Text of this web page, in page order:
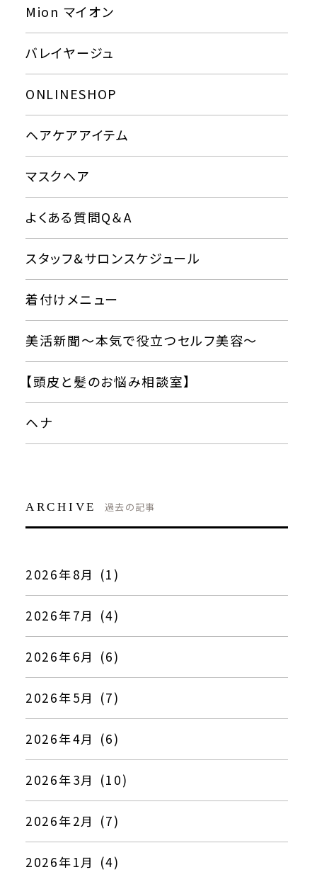
Mion マイオン
バレイヤージュ
ONLINESHOP
ヘアケアアイテム
マスクヘア
よくある質問Q＆A
スタッフ&サロンスケジュール
着付けメニュー
美活新聞〜本気で役立つセルフ美容〜
【頭皮と髪のお悩み相談室】
ヘナ
ARCHIVE 過去の記事
2026年8月 (1)
2026年7月 (4)
2026年6月 (6)
2026年5月 (7)
2026年4月 (6)
2026年3月 (10)
2026年2月 (7)
2026年1月 (4)